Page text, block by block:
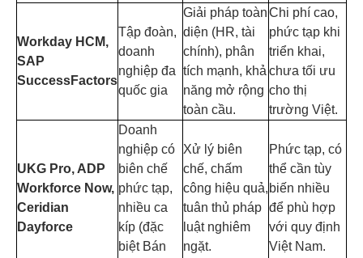
Workday HCM,
SAP
SuccessFactors
Tập đoàn,
doanh
nghiệp đa
quốc gia
Giải pháp toàn
diện (HR, tài
chính), phân
tích mạnh, khả
năng mở rộng
toàn cầu.
Chi phí cao,
phức tạp khi
triển khai,
chưa tối ưu
cho thị
trường Việt.
UKG Pro, ADP
Workforce Now,
Ceridian
Dayforce
Doanh
nghiệp có
biên chế
phức tạp,
nhiều ca
kíp (đặc
biệt Bán
Xử lý biên
chế, chấm
công hiệu quả,
tuân thủ pháp
luật nghiêm
ngặt.
Phức tạp, có
thể cần tùy
biến nhiều
để phù hợp
với quy định
Việt Nam.